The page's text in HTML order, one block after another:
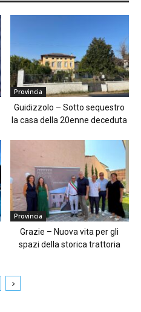
Provincia
Guidizzolo – Sotto sequestro
la casa della 20enne deceduta
Provincia
Grazie – Nuova vita per gli
spazi della storica trattoria